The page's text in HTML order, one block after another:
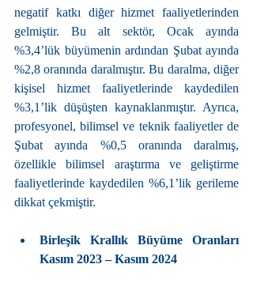
negatif katkı diğer hizmet faaliyetlerinden
gelmiştir. Bu alt sektör, Ocak ayında
%3,4’lük büyümenin ardından Şubat ayında
%2,8 oranında daralmıştır. Bu daralma, diğer
kişisel hizmet faaliyetlerinde kaydedilen
%3,1’lik düşüşten kaynaklanmıştır. Ayrıca,
profesyonel, bilimsel ve teknik faaliyetler de
Şubat ayında %0,5 oranında daralmış,
özellikle bilimsel araştırma ve geliştirme
faaliyetlerinde kaydedilen %6,1’lik gerileme
dikkat çekmiştir.
Birleşik Krallık Büyüme Oranları
Kasım 2023 – Kasım 2024